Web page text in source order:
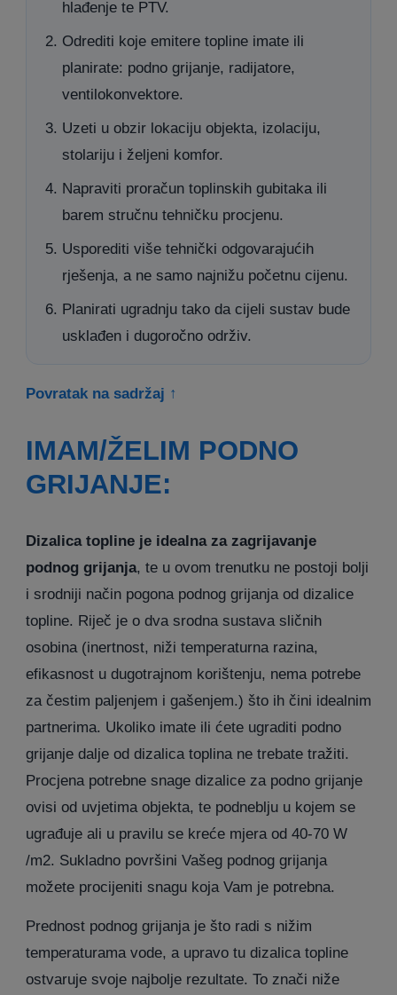
hlađenje te PTV.
Odrediti koje emitere topline imate ili
planirate: podno grijanje, radijatore,
ventilokonvektore.
Uzeti u obzir lokaciju objekta, izolaciju,
stolariju i željeni komfor.
Napraviti proračun toplinskih gubitaka ili
barem stručnu tehničku procjenu.
Usporediti više tehnički odgovarajućih
rješenja, a ne samo najnižu početnu cijenu.
Planirati ugradnju tako da cijeli sustav bude
usklađen i dugoročno održiv.
Povratak na sadržaj ↑
IMAM/ŽELIM PODNO
GRIJANJE:
Dizalica topline je idealna za zagrijavanje
podnog grijanja, te u ovom trenutku ne postoji bolji
i srodniji način pogona podnog grijanja od dizalice
topline. Riječ je o dva srodna sustava sličnih
osobina (inertnost, niži temperaturna razina,
efikasnost u dugotrajnom korištenju, nema potrebe
za čestim paljenjem i gašenjem.) što ih čini idealnim
partnerima. Ukoliko imate ili ćete ugraditi podno
grijanje dalje od dizalica toplina ne trebate tražiti.
Procjena potrebne snage dizalice za podno grijanje
ovisi od uvjetima objekta, te podneblju u kojem se
ugrađuje ali u pravilu se kreće mjera od 40-70 W
/m2. Sukladno površini Vašeg podnog grijanja
možete procijeniti snagu koja Vam je potrebna.
Prednost podnog grijanja je što radi s nižim
temperaturama vode, a upravo tu dizalica topline
ostvaruje svoje najbolje rezultate. To znači niže